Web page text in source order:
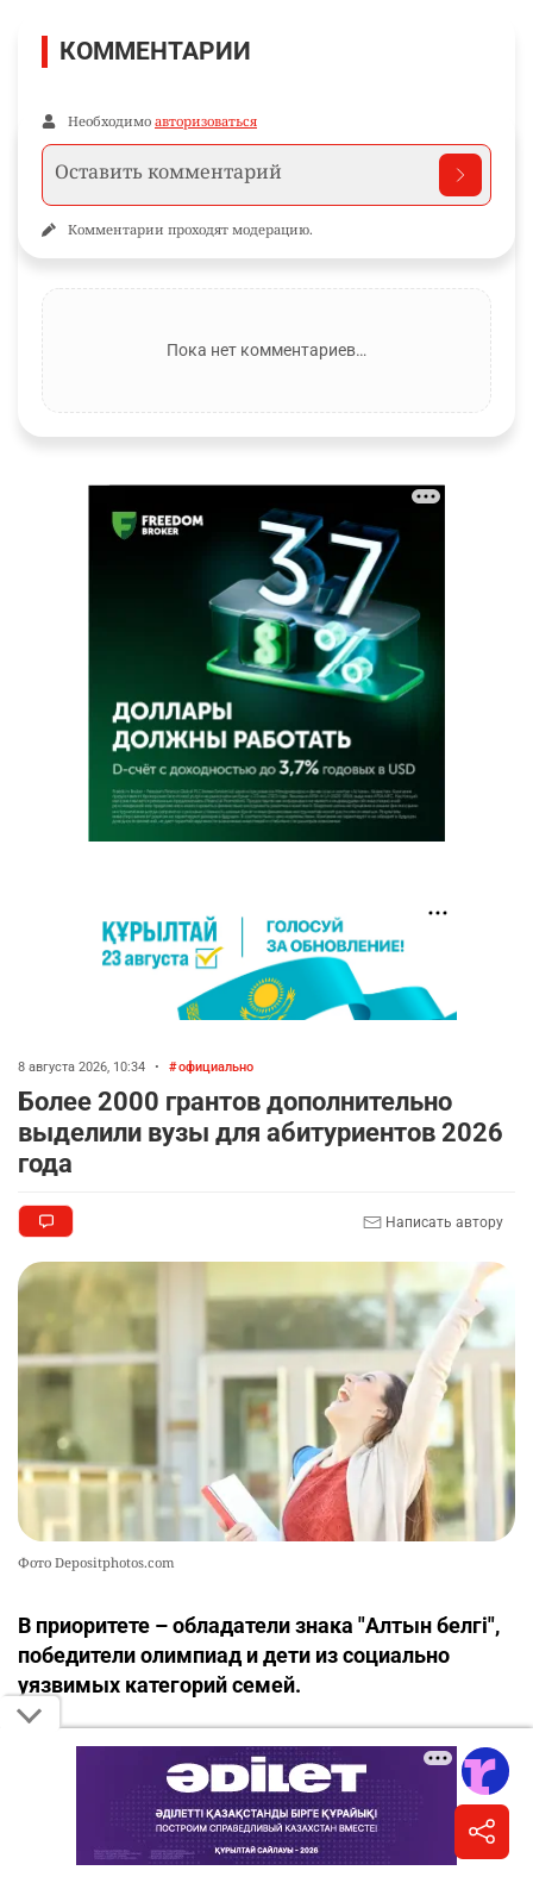
КОММЕНТАРИИ
Необходимо авторизоваться
Комментарии проходят модерацию.
Пока нет комментариев…
8 августа 2026, 10:34 • официально
Более 2000 грантов дополнительно
выделили вузы для абитуриентов 2026
года
Написать автору
Фото Depositphotos.com
В приоритете – обладатели знака "Алтын белгі",
победители олимпиад и дети из социально
уязвимых категорий семей.
грантов, выделяемых за счет республиканского
бюджета и средств местных исполнительных
органов, высшие учебные заведения Казахстана
предоставляют абитуриентам собственные